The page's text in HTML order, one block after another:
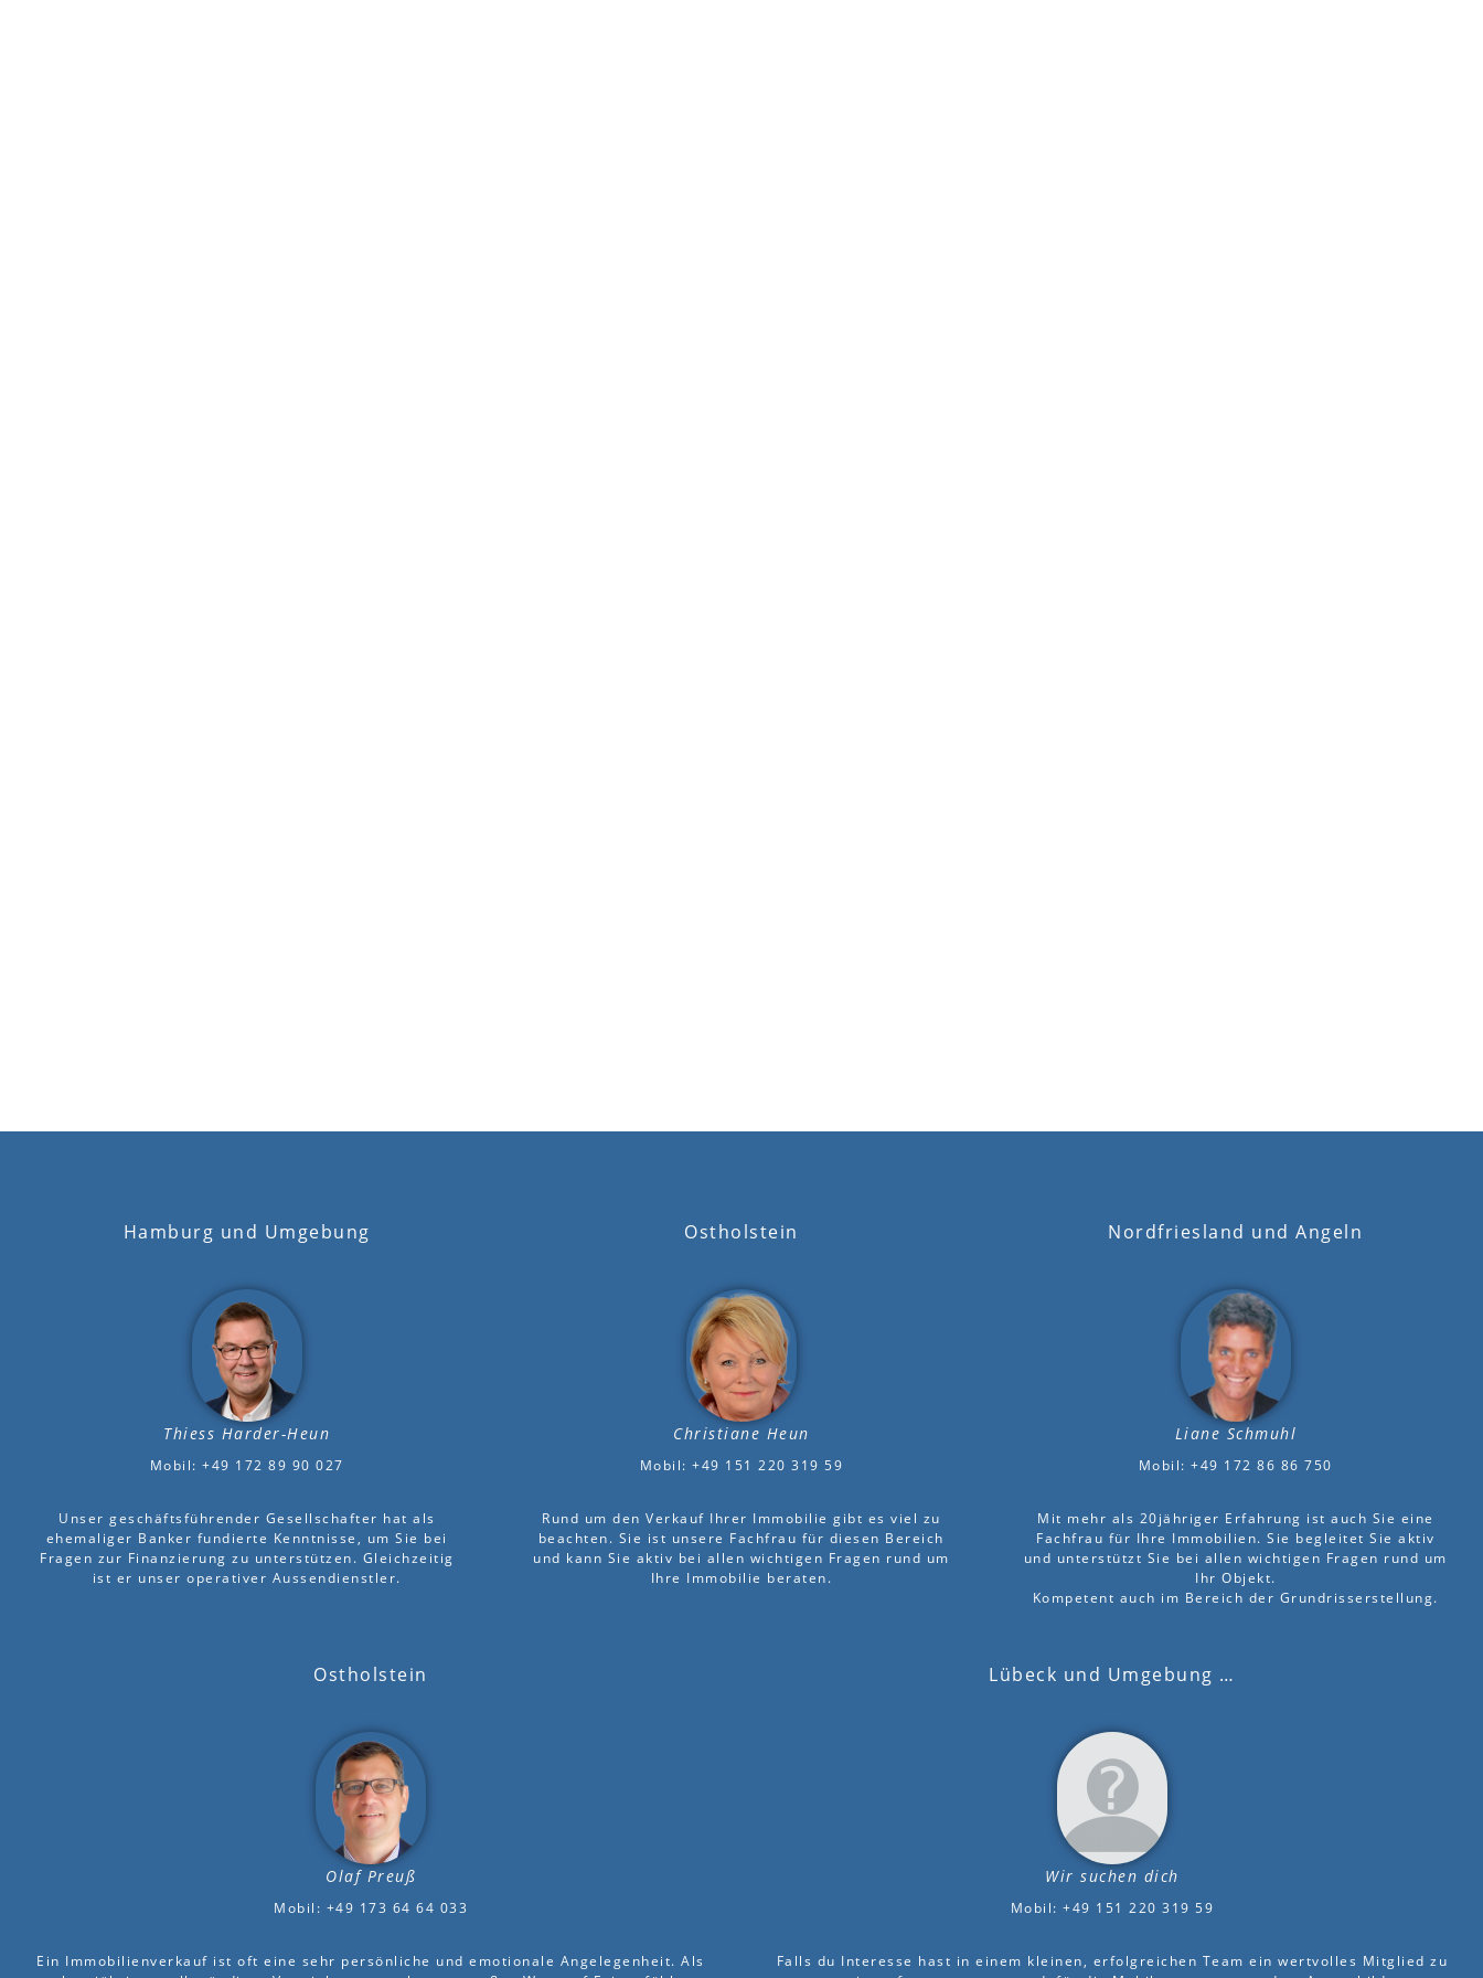
Hamburg und Umgebung
Thiess Harder-Heun
Mobil: +49 172 89 90 027
Unser geschäftsführender Gesellschafter hat als
ehemaliger Banker fundierte Kenntnisse, um Sie bei
Fragen zur Finanzierung zu unterstützen. Gleichzeitig
ist er unser operativer Aussendienstler.
Ostholstein
Christiane Heun
Mobil: +49 151 220 319 59
Rund um den Verkauf Ihrer Immobilie gibt es viel zu
beachten. Sie ist unsere Fachfrau für diesen Bereich
und kann Sie aktiv bei allen wichtigen Fragen rund um
Ihre Immobilie beraten.
Nordfriesland und Angeln
Liane Schmuhl
Mobil: +49 172 86 86 750
Mit mehr als 20jähriger Erfahrung ist auch Sie eine
Fachfrau für Ihre Immobilien. Sie begleitet Sie aktiv
und unterstützt Sie bei allen wichtigen Fragen rund um
Ihr Objekt.
Kompetent auch im Bereich der Grundrisserstellung.
Ostholstein
Olaf Preuß
Mobil: +49 173 64 64 033
Ein Immobilienverkauf ist oft eine sehr persönliche und emotionale Angelegenheit. Als
Lübeck und Umgebung …
Wir suchen dich
Mobil: +49 151 220 319 59
Falls du Interesse hast in einem kleinen, erfolgreichen Team ein wertvolles Mitglied zu